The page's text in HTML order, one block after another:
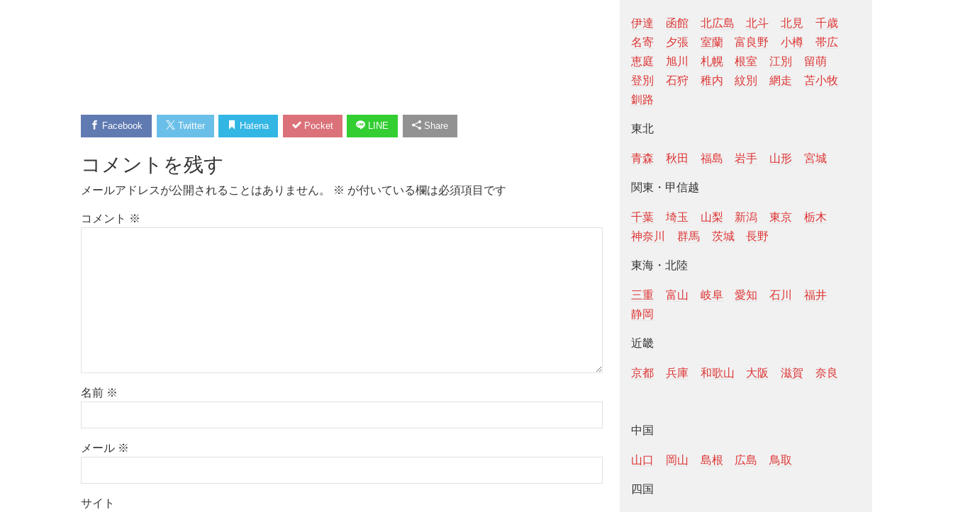
Facebook Twitter Hatena Pocket LINE Share
コメントを残す
メールアドレスが公開されることはありません。 ※ が付いている欄は必須項目です
コメント ※
名前 ※
メール ※
サイト
伊達 函館 北広島 北斗 北見
千歳
名寄
夕張 室蘭 富良野 小樽
帯広
恵庭
旭川 札幌 根室 江別
留萌
登別
石狩 稚内 紋別 網走
苫小牧
釧路
東北
青森 秋田 福島 岩手 山形 宮城
関東・甲信越
千葉 埼玉 山梨 新潟 東京
栃木
神奈川
群馬 茨城 長野
東海・北陸
三重 富山 岐阜 愛知 石川
福井
静岡
近畿
京都 兵庫 和歌山 大阪 滋賀 奈良
中国
山口 岡山 島根 広島 鳥取
四国